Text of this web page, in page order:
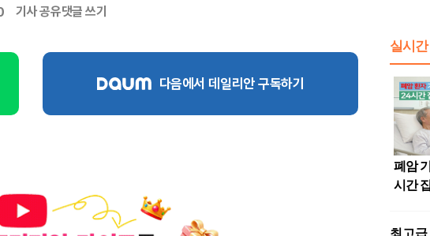
기사 공유댓글 쓰기
다음에서 데일리안 구독하기